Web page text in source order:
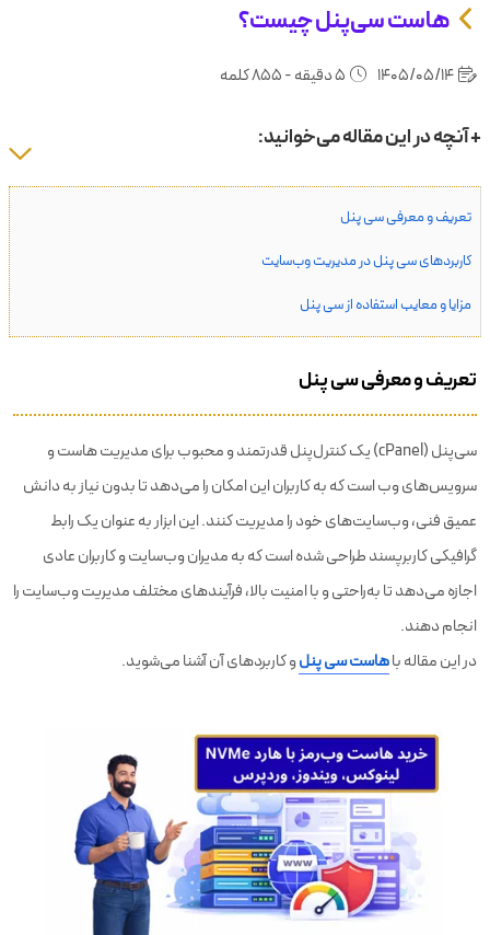
هاست سی‌پنل چیست؟
+ آنچه در این مقاله می‌خوانید:
تعریف و معرفی سی پنل
کاربردهای سی پنل در مدیریت وب‌سایت
مزایا و معایب استفاده از سی پنل
تعریف و معرفی سی پنل
سی‌پنل (cPanel) یک کنترل‌پنل قدرتمند و محبوب برای مدیریت هاست و
سرویس‌های وب است که به کاربران این امکان را می‌دهد تا بدون نیاز به دانش
عمیق فنی، وب‌سایت‌های خود را مدیریت کنند. این ابزار به عنوان یک رابط
گرافیکی کاربرپسند طراحی شده است که به مدیران وب‌سایت و کاربران عادی
اجازه می‌دهد تا به‌راحتی و با امنیت بالا، فرآیندهای مختلف مدیریت وب‌سایت را
انجام دهند.
در این مقاله باهاست سی پنلو کاربردهای آن آشنا می‌شوید.